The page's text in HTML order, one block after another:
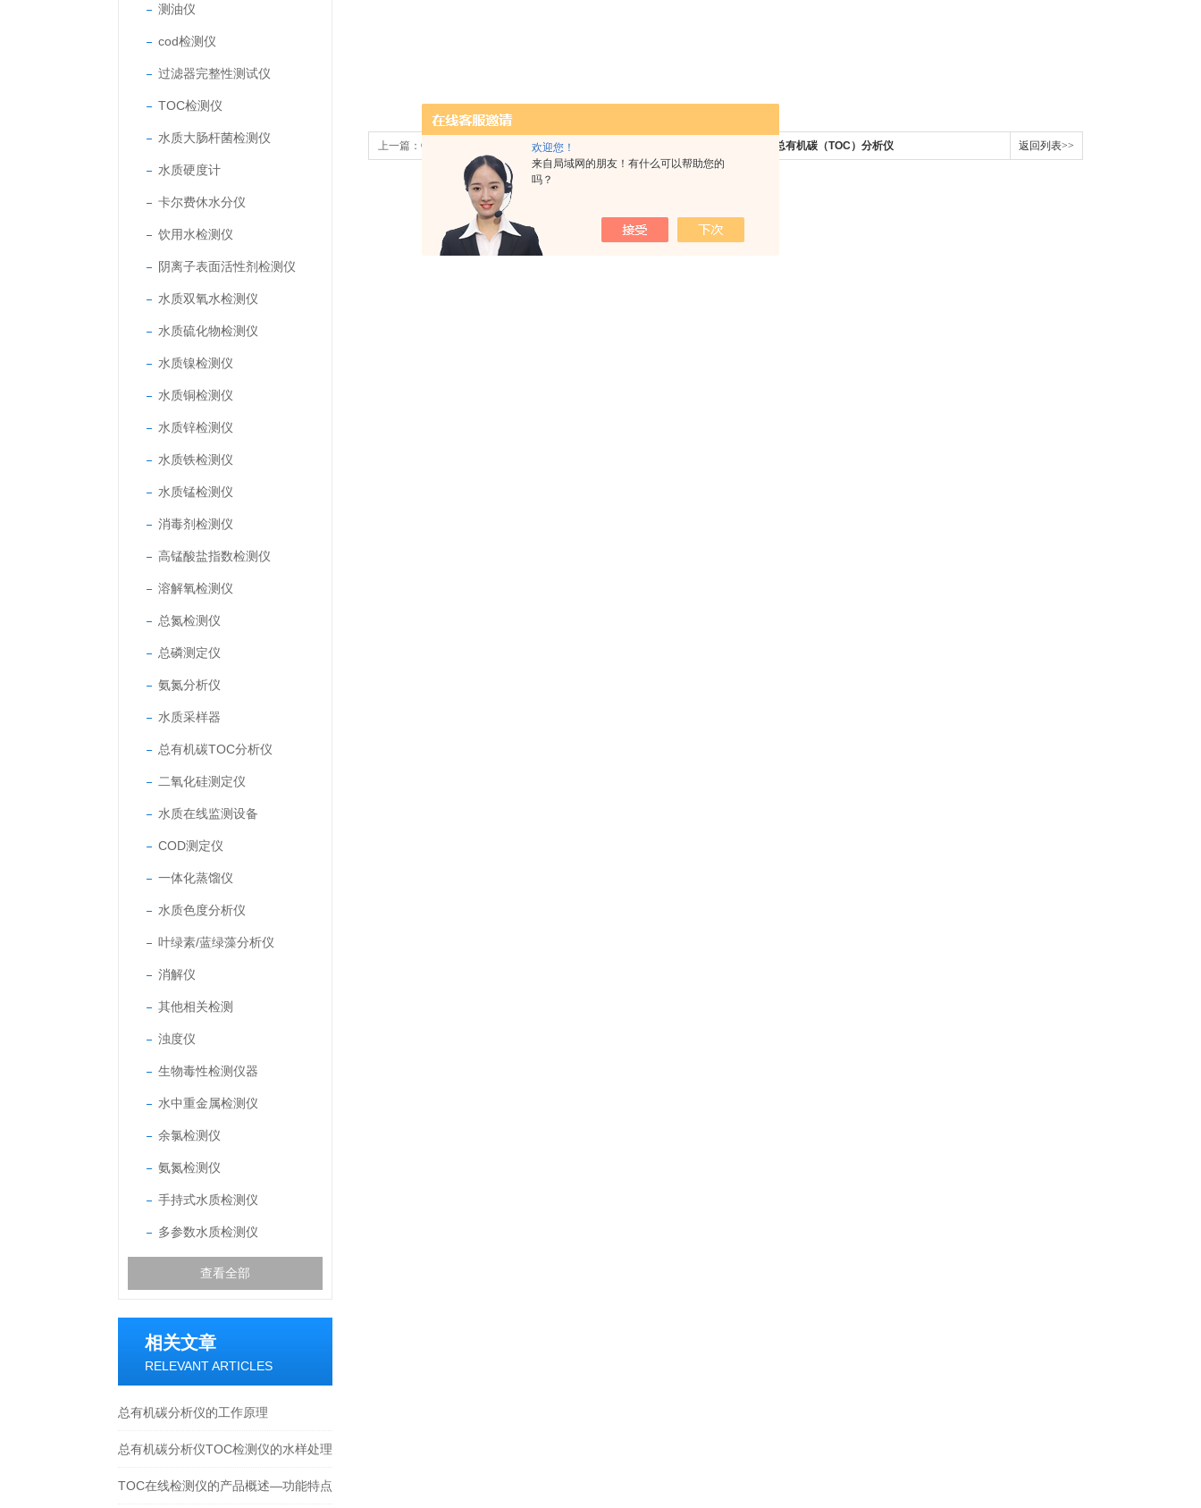
欢迎您！
来自局域网的朋友！有什么可以帮助您的
吗？
测油仪
cod检测仪
过滤器完整性测试仪
TOC检测仪
水质大肠杆菌检测仪
水质硬度计
卡尔费休水分仪
饮用水检测仪
阴离子表面活性剂检测仪
水质双氧水检测仪
水质硫化物检测仪
水质镍检测仪
水质铜检测仪
水质锌检测仪
水质铁检测仪
水质锰检测仪
消毒剂检测仪
高锰酸盐指数检测仪
溶解氧检测仪
总氮检测仪
总磷测定仪
氨氮分析仪
水质采样器
总有机碳TOC分析仪
二氧化硅测定仪
水质在线监测设备
COD测定仪
一体化蒸馏仪
水质色度分析仪
叶绿素/蓝绿藻分析仪
消解仪
其他相关检测
浊度仪
生物毒性检测仪器
水中重金属检测仪
余氯检测仪
氨氮检测仪
手持式水质检测仪
多参数水质检测仪
查看全部
相关文章
RELEVANT ARTICLES
总有机碳分析仪的工作原理
总有机碳分析仪TOC检测仪的水样处理
标准
TOC在线检测仪的产品概述—功能特点
上一篇： GLP-TOC10A水中总有机碳分析仪 GLP-TOC10A总有机碳（TOC）分析仪 返回列表>>